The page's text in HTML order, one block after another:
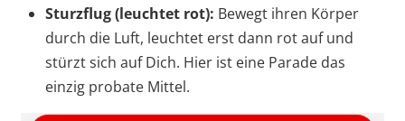
Sturzflug (leuchtet rot): Bewegt ihren Körper
durch die Luft, leuchtet erst dann rot auf und
stürzt sich auf Dich. Hier ist eine Parade das
einzig probate Mittel.